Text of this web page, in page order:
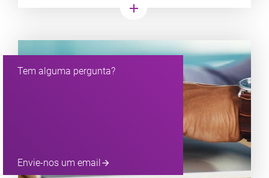
add
Tem alguma pergunta?
Envie-nos um emailarrow_forward